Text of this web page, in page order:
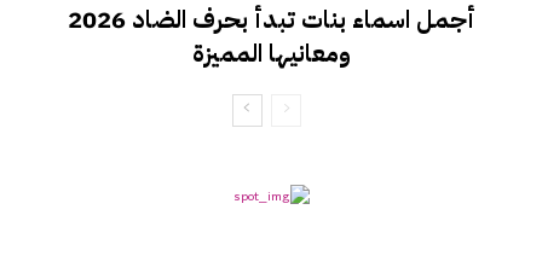
أجمل اسماء بنات تبدأ بحرف الضاد 2026
ومعانيها المميزة